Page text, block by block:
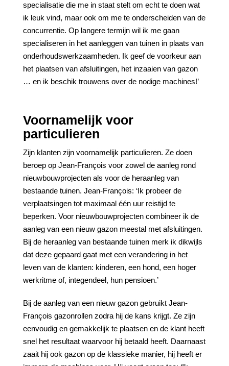
specialisatie die me in staat stelt om echt te doen wat
ik leuk vind, maar ook om me te onderscheiden van de
concurrentie. Op langere termijn wil ik me gaan
specialiseren in het aanleggen van tuinen in plaats van
onderhoudswerkzaamheden. Ik geef de voorkeur aan
het plaatsen van afsluitingen, het inzaaien van gazon
… en ik beschik trouwens over de nodige machines!’
Voornamelijk voor
particulieren
Zijn klanten zijn voornamelijk particulieren. Ze doen
beroep op Jean-François voor zowel de aanleg rond
nieuwbouwprojecten als voor de heraanleg van
bestaande tuinen. Jean-François: ‘Ik probeer de
verplaatsingen tot maximaal één uur reistijd te
beperken. Voor nieuwbouwprojecten combineer ik de
aanleg van een nieuw gazon meestal met afsluitingen.
Bij de heraanleg van bestaande tuinen merk ik dikwijls
dat deze gepaard gaat met een verandering in het
leven van de klanten: kinderen, een hond, een hoger
werkritme of, integendeel, hun pensioen.’
Bij de aanleg van een nieuw gazon gebruikt Jean-
François gazonrollen zodra hij de kans krijgt. Ze zijn
eenvoudig en gemakkelijk te plaatsen en de klant heeft
snel het resultaat waarvoor hij betaald heeft. Daarnaast
zaait hij ook gazon op de klassieke manier, hij heeft er